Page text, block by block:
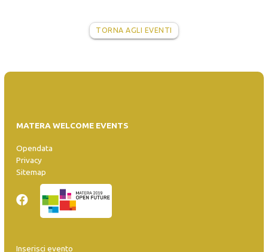
TORNA AGLI EVENTI
MATERA WELCOME EVENTS
Opendata
Privacy
Sitemap
Inserisci evento